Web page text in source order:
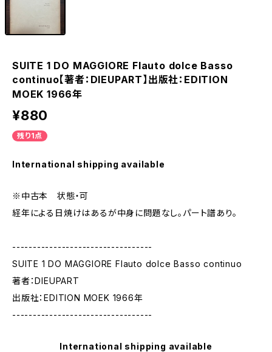
SUITE 1 DO MAGGIORE Flauto dolce Basso
continuo【著者：DIEUPART】出版社：EDITION
MOEK 1966年
¥880
残り1点
International shipping available
※中古本 状態・可
経年による日焼けはあるが中身に問題なし。パート譜あり。
----------------------------------
SUITE 1 DO MAGGIORE Flauto dolce Basso continuo
著者：DIEUPART
出版社：EDITION MOEK 1966年
----------------------------------
International shipping available